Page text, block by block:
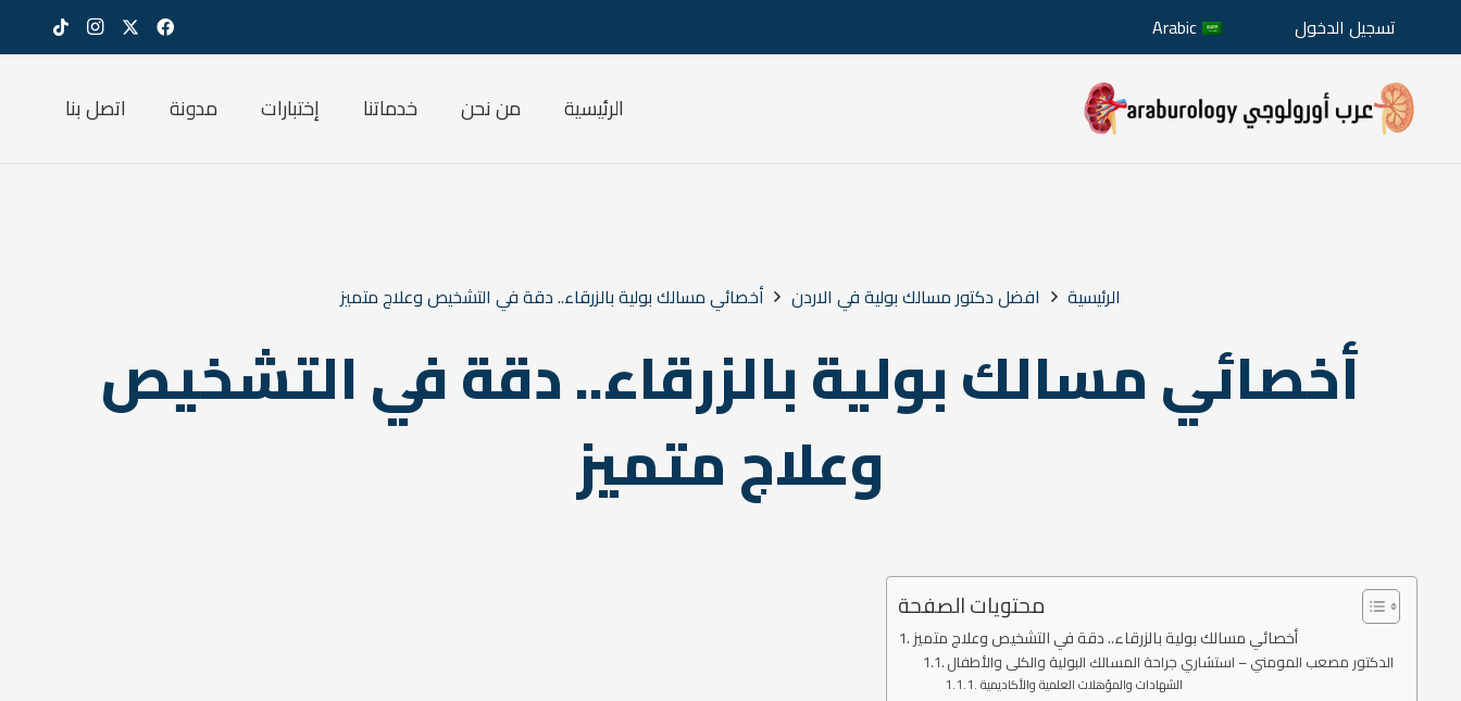
تسجيل الدخول Arabic
الرئيسية من نحن خدماتنا إختبارات مدونة اتصل بنا
الرئيسية افضل دكتور مسالك بولية في الاردن أخصائي مسالك بولية بالزرقاء.. دقة في التشخيص وعلاج متميز
أخصائي مسالك بولية بالزرقاء.. دقة في التشخيص
وعلاج متميز
محتويات الصفحة
أخصائي مسالك بولية بالزرقاء.. دقة في التشخيص وعلاج متميز
الدكتور مصعب المومني – استشاري جراحة المسالك البولية والكلى والأطفال
الشهادات والمؤهلات العلمية والأكاديمية